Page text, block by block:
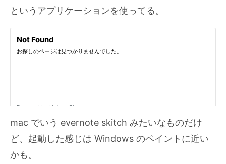
というアプリケーションを使ってる。
mac でいう evernote skitch みたいなものだけ
ど、起動した感じは Windows のペイントに近い
かも。